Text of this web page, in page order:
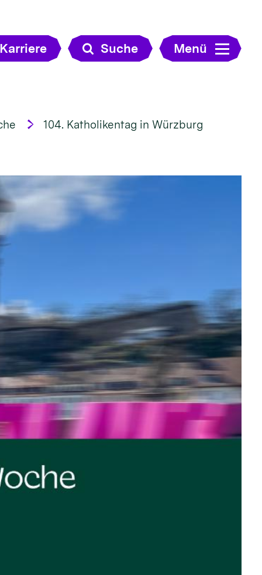
Karriere Suche Menü
104. Katholikentag in Würzburg